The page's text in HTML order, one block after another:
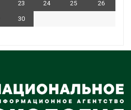
23 24 25 26
30